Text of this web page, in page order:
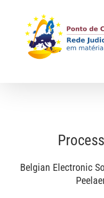
Belgian Electronic